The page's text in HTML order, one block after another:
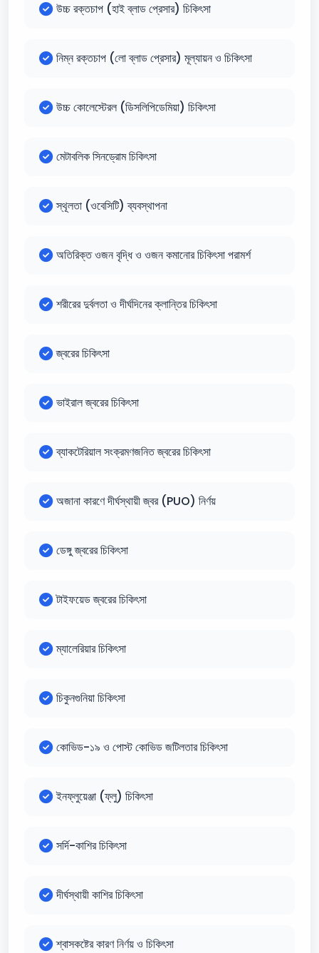
উচ্চ রক্তচাপ (হাই ব্লাড প্রেসার) চিকিৎসা
নিম্ন রক্তচাপ (লো ব্লাড প্রেসার) মূল্যায়ন ও চিকিৎসা
উচ্চ কোলেস্টেরল (ডিসলিপিডেমিয়া) চিকিৎসা
মেটাবলিক সিনড্রোম চিকিৎসা
স্থূলতা (ওবেসিটি) ব্যবস্থাপনা
অতিরিক্ত ওজন বৃদ্ধি ও ওজন কমানোর চিকিৎসা পরামর্শ
শরীরের দুর্বলতা ও দীর্ঘদিনের ক্লান্তির চিকিৎসা
জ্বরের চিকিৎসা
ভাইরাল জ্বরের চিকিৎসা
ব্যাকটেরিয়াল সংক্রমণজনিত জ্বরের চিকিৎসা
অজানা কারণে দীর্ঘস্থায়ী জ্বর (PUO) নির্ণয়
ডেঙ্গু জ্বরের চিকিৎসা
টাইফয়েড জ্বরের চিকিৎসা
ম্যালেরিয়ার চিকিৎসা
চিকুনগুনিয়া চিকিৎসা
কোভিড-১৯ ও পোস্ট কোভিড জটিলতার চিকিৎসা
ইনফ্লুয়েঞ্জা (ফ্লু) চিকিৎসা
সর্দি-কাশির চিকিৎসা
দীর্ঘস্থায়ী কাশির চিকিৎসা
শ্বাসকষ্টের কারণ নির্ণয় ও চিকিৎসা